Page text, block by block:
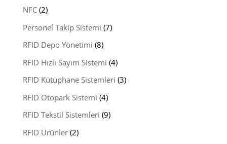
NFC(2)
Personel Takip Sistemi (7)
RFID Depo Yönetimi (8)
RFID Hızlı Sayım Sistemi (4)
RFID Kütüphane Sistemleri (3)
RFID Otopark Sistemi (4)
RFID Tekstil Sistemleri (9)
RFID Ürünler(2)